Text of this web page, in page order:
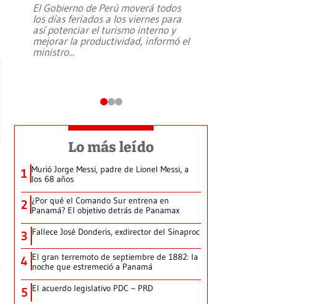
El Gobierno de Perú moverá todos
los días feriados a los viernes para
así potenciar el turismo interno y
mejorar la productividad, informó el
ministro...
Lo más leído
1 Murió Jorge Messi, padre de Lionel Messi, a
los 68 años
2 ¿Por qué el Comando Sur entrena en
Panamá? El objetivo detrás de Panamax
3 Fallece José Donderis, exdirector del Sinaproc
4 El gran terremoto de septiembre de 1882: la
noche que estremeció a Panamá
5 El acuerdo legislativo PDC – PRD